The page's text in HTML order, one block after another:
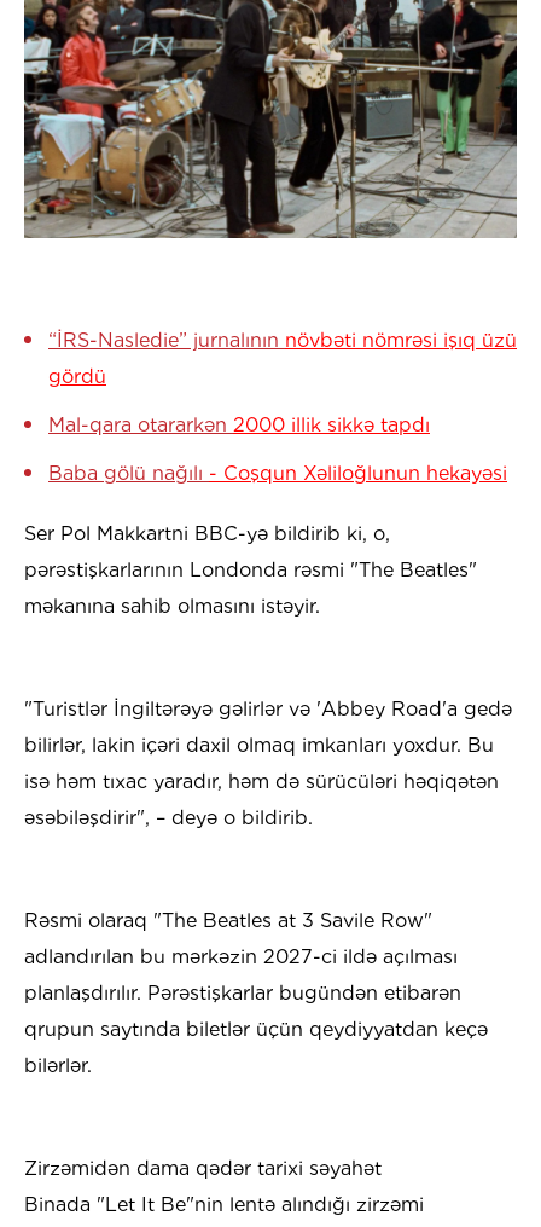
“İRS-Nasledie” jurnalının növbəti nömrəsi işıq üzü
gördü
Mal-qara otararkən 2000 illik sikkə tapdı
Baba gölü nağılı - Coşqun Xəliloğlunun hekayəsi
Ser Pol Makkartni BBC-yə bildirib ki, o,
pərəstişkarlarının Londonda rəsmi "The Beatles"
məkanına sahib olmasını istəyir.
"Turistlər İngiltərəyə gəlirlər və 'Abbey Road'a gedə
bilirlər, lakin içəri daxil olmaq imkanları yoxdur. Bu
isə həm tıxac yaradır, həm də sürücüləri həqiqətən
əsəbiləşdirir", – deyə o bildirib.
Rəsmi olaraq "The Beatles at 3 Savile Row"
adlandırılan bu mərkəzin 2027-ci ildə açılması
planlaşdırılır. Pərəstişkarlar bugündən etibarən
qrupun saytında biletlər üçün qeydiyyatdan keçə
bilərlər.
Zirzəmidən dama qədər tarixi səyahət
​Binada "Let It Be"nin lentə alındığı zirzəmi